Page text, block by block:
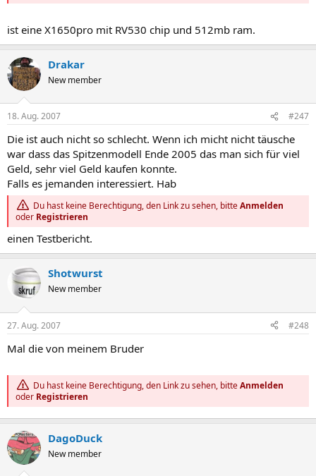
ist eine X1650pro mit RV530 chip und 512mb ram.
Drakar
New member
18. Aug. 2007 #247
Die ist auch nicht so schlecht. Wenn ich micht nicht täusche
war dass das Spitzenmodell Ende 2005 das man sich für viel
Geld, sehr viel Geld kaufen konnte.
Falls es jemanden interessiert. Hab
Du hast keine Berechtigung, den Link zu sehen, bitteAnmelden
oder Registrieren
einen Testbericht.
Shotwurst
New member
27. Aug. 2007 #248
Mal die von meinem Bruder
Du hast keine Berechtigung, den Link zu sehen, bitteAnmelden
oder Registrieren
DagoDuck
New member